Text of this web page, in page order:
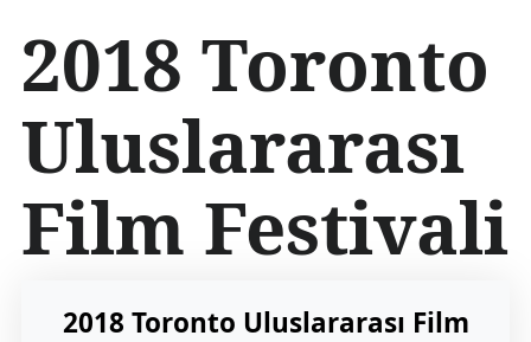
ç
e
r
i
e
l
2018 Toronto
Uluslararası
Film Festivali
2018 Toronto Uluslararası Film